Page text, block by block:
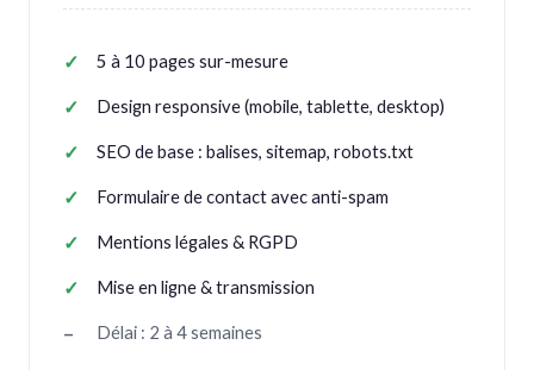
5 à 10 pages sur-mesure
Design responsive (mobile, tablette, desktop)
SEO de base : balises, sitemap, robots.txt
Formulaire de contact avec anti-spam
Mentions légales & RGPD
Mise en ligne & transmission
Délai : 2 à 4 semaines